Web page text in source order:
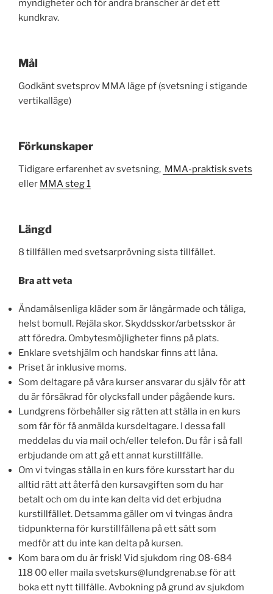
myndigheter och för andra branscher är det ett
kundkrav.
Mål
Godkänt svetsprov MMA läge pf (svetsning i stigande
vertikalläge)
Förkunskaper
Tidigare erfarenhet av svetsning, MMA-praktisk svets
eller MMA steg 1
Längd
8 tillfällen med svetsarprövning sista tillfället.
Bra att veta
Ändamålsenliga kläder som är långärmade och tåliga,
helst bomull. Rejäla skor. Skyddsskor/arbetsskor är
att föredra. Ombytesmöjligheter finns på plats.
Enklare svetshjälm och handskar finns att låna.
Priset är inklusive moms.
Som deltagare på våra kurser ansvarar du själv för att
du är försäkrad för olycksfall under pågående kurs.
Lundgrens förbehåller sig rätten att ställa in en kurs
som får för få anmälda kursdeltagare. I dessa fall
meddelas du via mail och/eller telefon. Du får i så fall
erbjudande om att gå ett annat kurstillfälle.
Om vi tvingas ställa in en kurs före kursstart har du
alltid rätt att återfå den kursavgiften som du har
betalt och om du inte kan delta vid det erbjudna
kurstillfället. Detsamma gäller om vi tvingas ändra
tidpunkterna för kurstillfällena på ett sätt som
medför att du inte kan delta på kursen.
Kom bara om du är frisk! Vid sjukdom ring 08-684
118 00 eller maila svetskurs@lundgrenab.se för att
boka ett nytt tillfälle. Avbokning på grund av sjukdom